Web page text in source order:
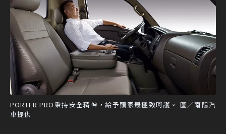
PORTER PRO秉持安全精神，給予頭家最極致呵護。 圖／南陽汽
車提供